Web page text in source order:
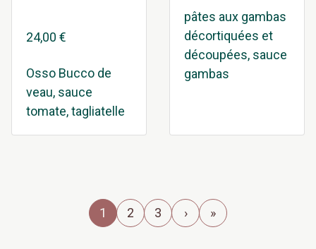
24,00 €
Osso Bucco de
veau, sauce
tomate, tagliatelle
pâtes aux gambas
décortiquées et
découpées, sauce
gambas
1 2 3 › »